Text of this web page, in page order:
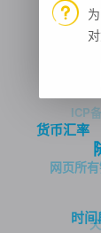
时
货币汇率
网页所
百度
ICP